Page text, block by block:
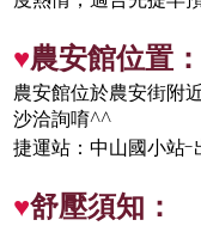
♥農安館位置：
農安館位於農安街附
沙洽詢唷^^
捷運站：中山國小站-
♥舒壓須知：